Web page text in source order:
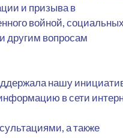
и призыва в
войной, социальных
другим вопросам
нашу
в сети
а также